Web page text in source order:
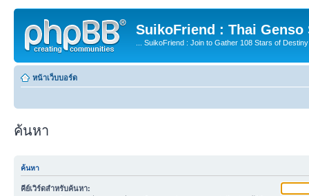
SuikoFriend : Thai Genso
... SuikoFriend : Join to Gather 108 Stars of
หน้าเว็บบอร์ด
ค้นหา
ค้นหา
คีย์เวิร์ดสำหรับค้นหา: